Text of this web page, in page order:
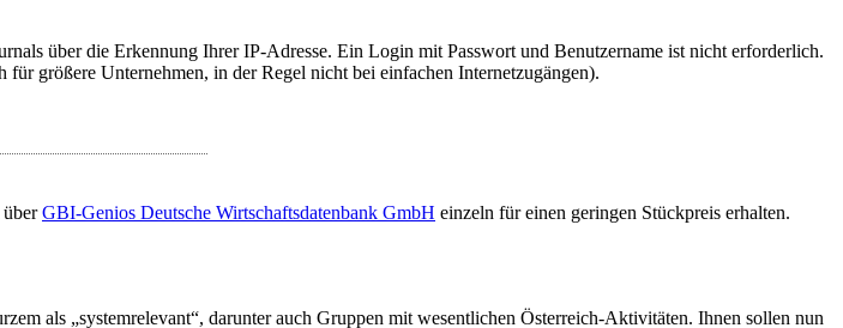
über die Erkennung Ihrer IP-Adresse. Ein Login mit Passwort und Benutzername ist nicht erforderlich.
größere Unternehmen, in der Regel nicht bei einfachen Internetzugängen).
überGBI-Genios Deutsche Wirtschaftsdatenbank GmbH einzeln für einen geringen Stückpreis erhalten.
als „systemrelevant“, darunter auch Gruppen mit wesentlichen Österreich-Aktivitäten. Ihnen sollen nun